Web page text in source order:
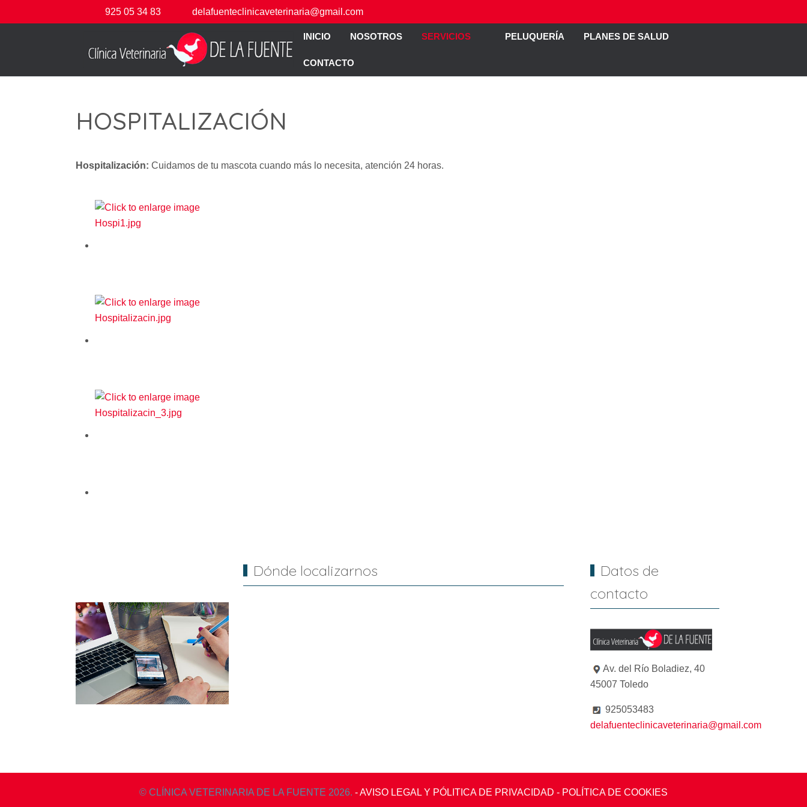
925 05 34 83 delafuenteclinicaveterinaria@gmail.com
INICIO NOSOTROS SERVICIOS PELUQUERÍA PLANES DE SALUD
CONTACTO
HOSPITALIZACIÓN
Hospitalización: Cuidamos de tu mascota cuando más lo necesita, atención 24 horas.
Dónde localizarnos
Datos de
contacto
Av. del Río Boladiez, 40
45007 Toledo
925053483
delafuenteclinicaveterinaria@gmail.com
© CLÍNICA VETERINARIA DE LA FUENTE 2026. - AVISO LEGAL Y PÓLITICA DE PRIVACIDAD - POLÍTICA DE COOKIES